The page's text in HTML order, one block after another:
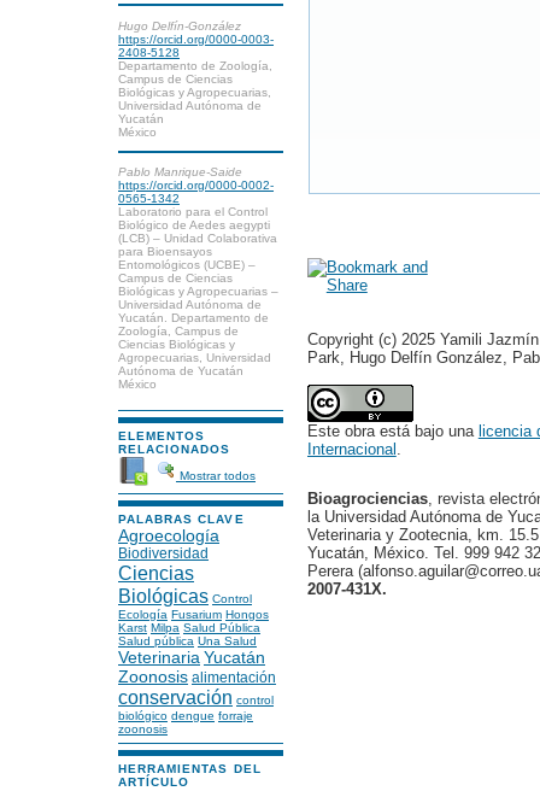
Hugo Delfín-González
https://orcid.org/0000-0003-
2408-5128
Departamento de Zoología,
Campus de Ciencias
Biológicas y Agropecuarias,
Universidad Autónoma de
Yucatán
México
Pablo Manrique-Saide
https://orcid.org/0000-0002-
0565-1342
Laboratorio para el Control
Biológico de Aedes aegypti
(LCB) – Unidad Colaborativa
para Bioensayos
Entomológicos (UCBE) –
Campus de Ciencias
Biológicas y Agropecuarias –
Universidad Autónoma de
Yucatán. Departamento de
Zoología, Campus de
Ciencias Biológicas y
Agropecuarias, Universidad
Autónoma de Yucatán
México
ELEMENTOS
RELACIONADOS
Mostrar todos
PALABRAS CLAVE
Agroecología
Biodiversidad
Ciencias
Biológicas Control
Ecología Fusarium Hongos
Karst Milpa Salud Pública
Salud pública Una Salud
VeterinariaYucatán
Zoonosis alimentación
conservación control
biológico dengue forraje
zoonosis
HERRAMIENTAS DEL
ARTÍCULO
Copyright (c) 2025 Yamili
Park, Hugo Delfín González,
Este obra está bajo una licencia
Internacional
Bioagrociencias, revista
la Universidad Autónoma de
Veterinaria y Zootecnia, km.
Yucatán, México. Tel. 999 942
Perera
2007-431X.